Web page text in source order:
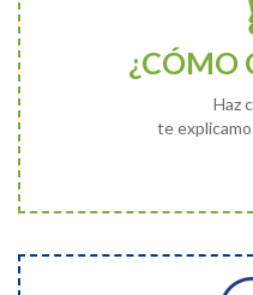
¿CÓMO
Haz
te